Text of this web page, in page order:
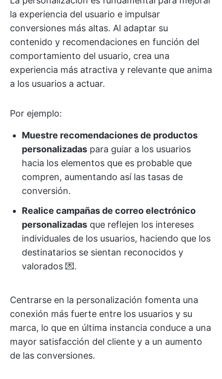
la experiencia del usuario e impulsar
conversiones más altas. Al adaptar su
contenido y recomendaciones en función del
comportamiento del usuario, crea una
experiencia más atractiva y relevante que anima
a los usuarios a actuar.
Por ejemplo:
Muestre recomendaciones de productos
personalizadas para guiar a los usuarios
hacia los elementos que es probable que
compren, aumentando así las tasas de
conversión.
Realice campañas de correo electrónico
personalizadas que reflejen los intereses
individuales de los usuarios, haciendo que los
destinatarios se sientan reconocidos y
valorados 💌.
Centrarse en la personalización fomenta una
conexión más fuerte entre los usuarios y su
marca, lo que en última instancia conduce a una
mayor satisfacción del cliente y a un aumento
de las conversiones.